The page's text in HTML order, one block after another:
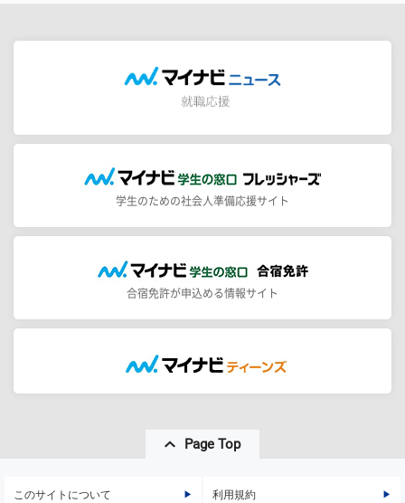
学生のための社会人準備応援サイト
合宿免許が申込める情報サイト
Page Top
このサイトについて 利用規約